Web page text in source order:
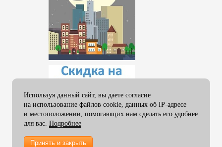
Используя данный сайт, вы даете согласие
на использование файлов cookie, данных об IP-адресе
и местоположении, помогающих нам сделать его удобнее
для вас. Подробнее
Принять и закрыть